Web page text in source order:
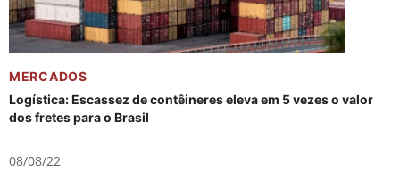
MERCADOS
Logística: Escassez de contêineres eleva em 5 vezes o valor
dos fretes para o Brasil
08/08/22